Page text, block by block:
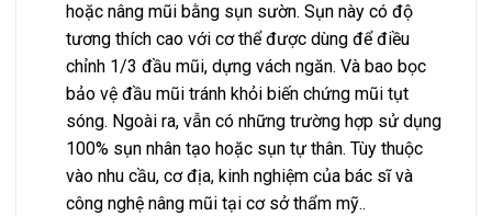
hoặc nâng mũi bằng sụn sườn. Sụn này có độ
tương thích cao với cơ thể được dùng để điều
chỉnh 1/3 đầu mũi, dựng vách ngăn. Và bao bọc
bảo vệ đầu mũi tránh khỏi biến chứng mũi tụt
sóng. Ngoài ra, vẫn có những trường hợp sử dụng
100% sụn nhân tạo hoặc sụn tự thân. Tùy thuộc
vào nhu cầu, cơ địa, kinh nghiệm của bác sĩ và
công nghệ nâng mũi tại cơ sở thẩm mỹ..